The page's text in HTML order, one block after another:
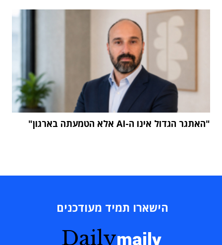
"האתגר הגדול אינו ה-AI אלא הטמעתה בארגון"
הישארו תמיד מעודכנים
Dailymaily